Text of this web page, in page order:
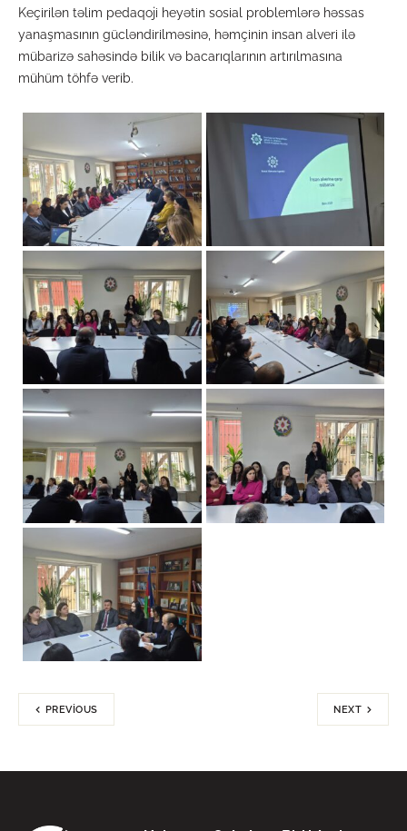
Keçirilən təlim pedaqoji heyətin sosial problemlərə həssas
yanaşmasının gücləndirilməsinə, həmçinin insan alveri ilə
mübarizə sahəsində bilik və bacarıqlarının artırılmasına
mühüm töhfə verib.
PREVIOUS NEXT